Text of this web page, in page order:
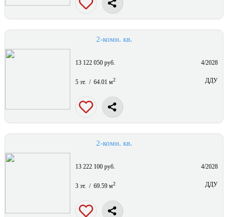
2-комн. кв.
13 122 050 руб. 4/2028
5 эт. / 64.01 м2 ДДУ
2-комн. кв.
13 222 100 руб. 4/2028
3 эт. / 69.59 м2 ДДУ